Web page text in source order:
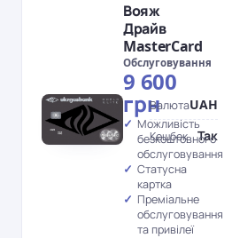
Вояж
Драйв
MasterCard
Обслуговування
9 600
грн
Можливість
безкоштовного
обслуговування
Статусна
картка
Преміальне
обслуговування
та привілеї
ВалютаUAH
Кешбек Так